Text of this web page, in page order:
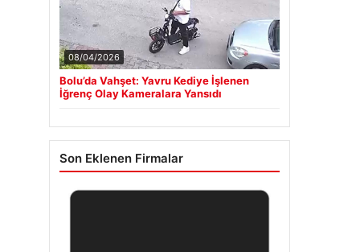
08/04/2026
Bolu’da Vahşet: Yavru Kediye İşlenen
İğrenç Olay Kameralara Yansıdı
Son Eklenen Firmalar